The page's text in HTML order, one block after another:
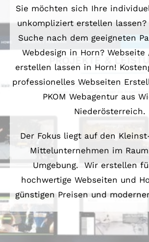
Sie möchten sich Ihre
unkompliziert erstellen
Suche nach dem geeigneten
Webdesign in Horn? Webseite
erstellen lassen in Horn!
professionelles Webseiten
PKOM Webagentur aus
Niederösterreich.
Der Fokus liegt auf den
Mittelunternehmen im
Umgebung. Wir erstellen
hochwertige Webseiten und
günstigen Preisen und